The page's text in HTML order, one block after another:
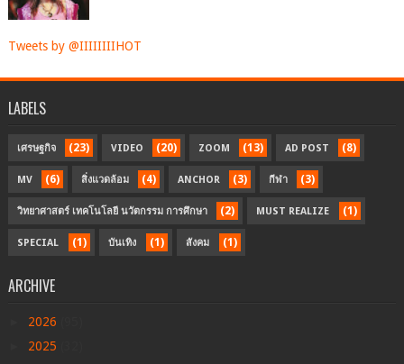
Tweets by @IIIIIIIIHOT
LABELS
เศรษฐกิจ (23) VIDEO (20) ZOOM (13) AD POST (8)
MV (6) สิ่งแวดล้อม (4) ANCHOR (3) กีฬา (3)
วิทยาศาสตร์ เทคโนโลยี นวัตกรรม การศึกษา (2) MUST REALIZE (1)
SPECIAL (1) บันเทิง (1) สังคม (1)
ARCHIVE
2026
2025